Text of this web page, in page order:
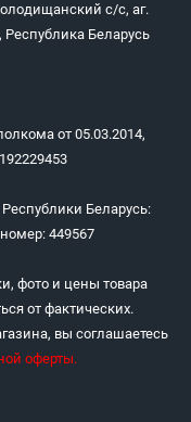
с/с, аг.
Беларусь
от 05.03.2014,
Беларусь:
449567
фото и цены товара
от фактических.
вы соглашаетесь
оферты.